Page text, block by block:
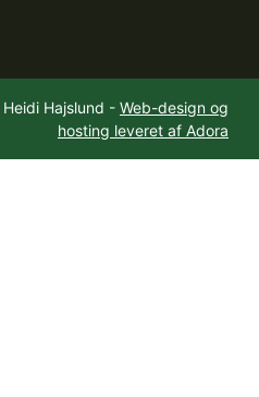
Hajslund - Web-design og
hosting leveret af Adora